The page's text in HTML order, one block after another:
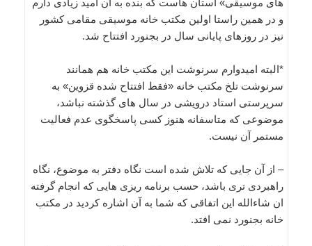
های موسیقی» استان هاست که بنده به آن امید زیادی دارم
و در همین راستا اولین مکتب خانه موسیقی مقامی کشور
نیز در روزهای پایانی سال در بجنورد افتتاح شد.
*البته امیدوارم سرنوشت این مکتب خانه هم همانند
سرنوشت تلخ مکتب خانه «فقط افتتاح شده قزوین» به
سرپرستی استاد درویشی در سال های گذشته نباشد،
موضوعی که متاسفانه هنوز کسی پاسخگوی عدم فعالیت
مستمر آن نیست.
– از آن جایی که تلاش شده است نگاه دفتر به موضوع، نگاه
راهبردی تری باشد، حسب برنامه ریزی هایی که انجام گرفته
ان شاءالله این اتفاقی که شما به آن اشاره کردید در مکتب
خانه بجنورد نمی افتد.